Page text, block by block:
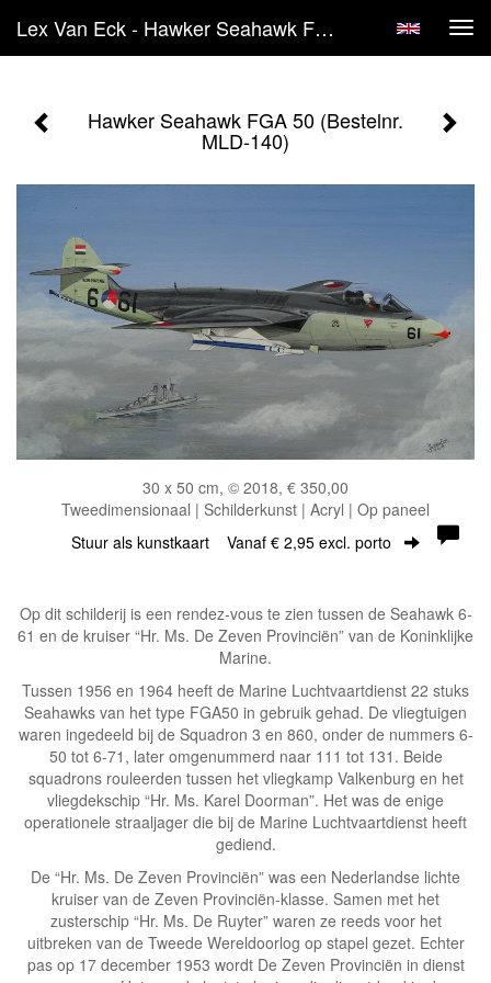
Lex Van Eck - Hawker Seahawk FGA 50 (Bestelnr. MLD-140)
Hawker Seahawk FGA 50 (Bestelnr.
MLD-140)
30 x 50 cm, © 2018, € 350,00
Tweedimensionaal | Schilderkunst | Acryl | Op paneel
Stuur als kunstkaart Vanaf € 2,95 excl. porto
Op dit schilderij is een rendez-vous te zien tussen de Seahawk 6-
61 en de kruiser “Hr. Ms. De Zeven Provinciën” van de Koninklijke
Marine.
Tussen 1956 en 1964 heeft de Marine Luchtvaartdienst 22 stuks
Seahawks van het type FGA50 in gebruik gehad. De vliegtuigen
waren ingedeeld bij de Squadron 3 en 860, onder de nummers 6-
50 tot 6-71, later omgenummerd naar 111 tot 131. Beide
squadrons rouleerden tussen het vliegkamp Valkenburg en het
vliegdekschip “Hr. Ms. Karel Doorman”. Het was de enige
operationele straaljager die bij de Marine Luchtvaartdienst heeft
gediend.
De “Hr. Ms. De Zeven Provinciën” was een Nederlandse lichte
kruiser van de Zeven Provinciën-klasse. Samen met het
zusterschip “Hr. Ms. De Ruyter” waren ze reeds voor het
uitbreken van de Tweede Wereldoorlog op stapel gezet. Echter
pas op 17 december 1953 wordt De Zeven Provinciën in dienst